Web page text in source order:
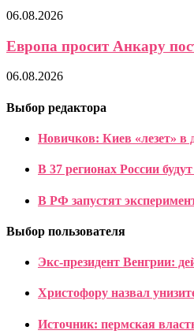
06.08.2026
Европа просит Анкару
06.08.2026
Выбор редактора
Новичков: Киев «лезет» в
В 37 регионах России
В РФ запустят
Выбор пользователя
Экс-президент Венгрии:
Христофору назвал
Источник: пермская